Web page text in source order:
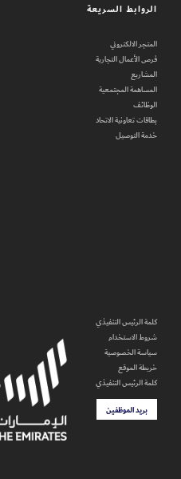
الروابط السريعة
المتجر الالكتروني
فرص الأعمال التجارية
المشاريع
المساهمة المجتمعية
الوظائف
بطاقات تعاونية الاتحاد
خدمة التوصيل
كلمة الرئيس التنفيذي
شروط الاستخدام
سياسة الخصوصية
خريطة الموقع
كلمة الرئيس التنفيذي
بريد الموظفين